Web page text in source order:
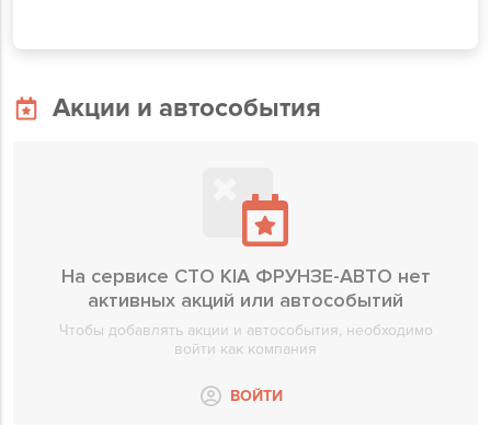
Акции и автособытия
На сервисе СТО KIA ФРУНЗЕ-АВТО нет
активных акций или автособытий
Чтобы добавлять акции и автособытия, необходимо
войти как компания
ВОЙТИ